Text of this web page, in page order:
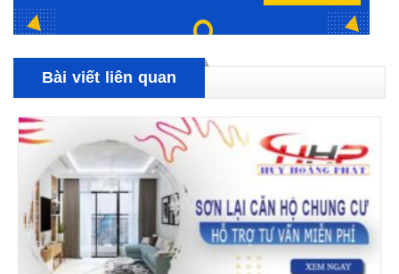
Bài viết liên quan